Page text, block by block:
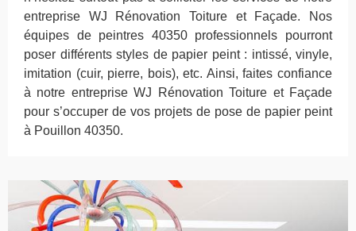
entreprise WJ Rénovation Toiture et Façade. Nos
équipes de peintres 40350 professionnels pourront
poser différents styles de papier peint : intissé, vinyle,
imitation (cuir, pierre, bois), etc. Ainsi, faites confiance
à notre entreprise WJ Rénovation Toiture et Façade
pour s’occuper de vos projets de pose de papier peint
à Pouillon 40350.